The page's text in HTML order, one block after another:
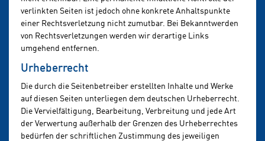
verlinkten Seiten ist jedoch ohne konkrete Anhaltspunkte
einer Rechtsverletzung nicht zumutbar. Bei Bekanntwerden
von Rechtsverletzungen werden wir derartige Links
umgehend entfernen.
Urheberrecht
Die durch die Seitenbetreiber erstellten Inhalte und Werke
auf diesen Seiten unterliegen dem deutschen Urheberrecht.
Die Vervielfältigung, Bearbeitung, Verbreitung und jede Art
der Verwertung außerhalb der Grenzen des Urheberrechtes
bedürfen der schriftlichen Zustimmung des jeweiligen